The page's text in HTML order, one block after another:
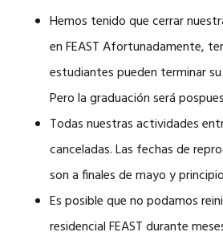
Hemos tenido que cerrar
en FEAST Afortunadamente,
estudiantes pueden terminar
Pero la graduación será
Todas nuestras actividades
canceladas. Las fechas de
son a finales de mayo y
Es posible que no podamos
residencial FEAST durante